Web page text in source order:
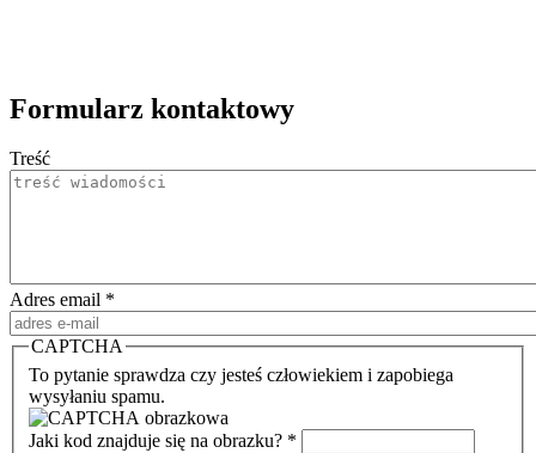
Formularz kontaktowy
Treść
Adres email *
CAPTCHA
To pytanie sprawdza czy jesteś człowiekiem i zapobiega
wysyłaniu spamu.
Jaki kod znajduje się na obrazku? *